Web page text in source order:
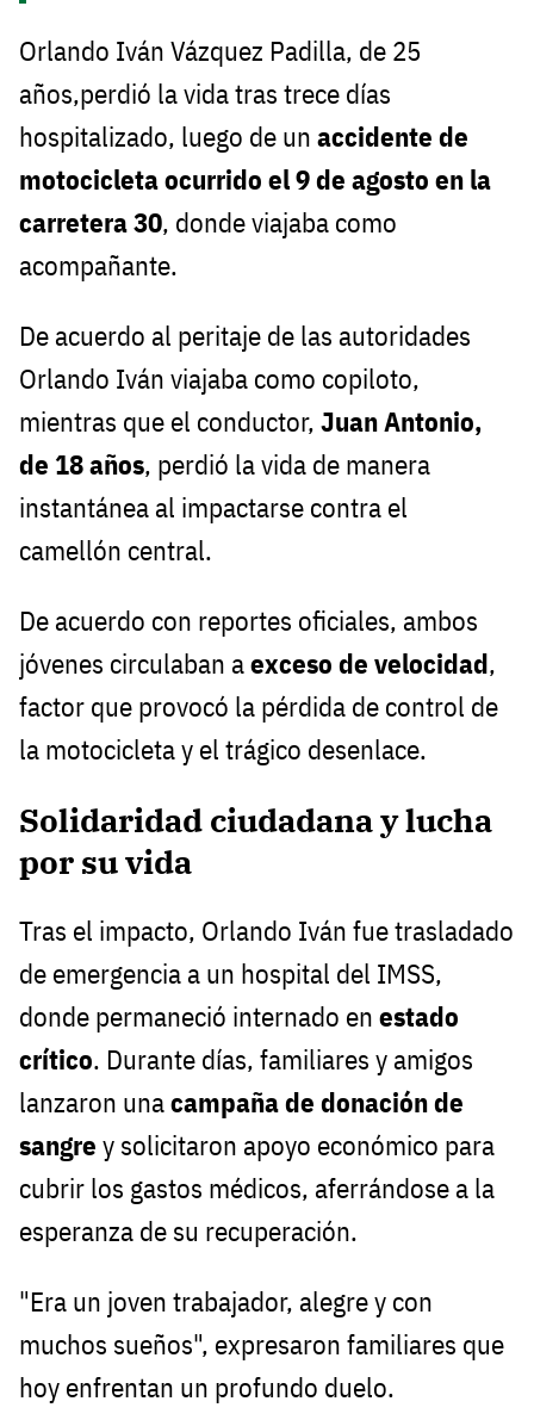
Orlando Iván Vázquez Padilla, de 25
años,perdió la vida tras trece días
hospitalizado, luego de un accidente de
motocicleta ocurrido el 9 de agosto en la
carretera 30, donde viajaba como
acompañante.
De acuerdo al peritaje de las autoridades
Orlando Iván viajaba como copiloto,
mientras que el conductor, Juan Antonio,
de 18 años, perdió la vida de manera
instantánea al impactarse contra el
camellón central.
De acuerdo con reportes oficiales, ambos
jóvenes circulaban aexceso de velocidad,
factor que provocó la pérdida de control de
la motocicleta y el trágico desenlace.
Solidaridad ciudadana y lucha
por su vida
Tras el impacto, Orlando Iván fue trasladado
de emergencia a un hospital del IMSS,
donde permaneció internado en estado
crítico. Durante días, familiares y amigos
lanzaron unacampaña de donación de
sangre y solicitaron apoyo económico para
cubrir los gastos médicos, aferrándose a la
esperanza de su recuperación.
"Era un joven trabajador, alegre y con
muchos sueños", expresaron familiares que
hoy enfrentan un profundo duelo.